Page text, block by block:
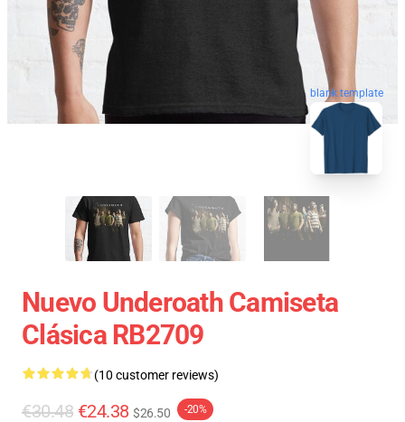
blank template
Nuevo Underoath Camiseta
Clásica RB2709
(10 customer reviews)
€30.48 €24.38 $26.50 -20%